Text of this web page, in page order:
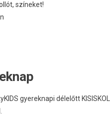
színeket!
gyereknapi délelőtt